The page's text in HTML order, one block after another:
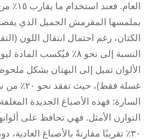
العام.
بملمسها المقرمش الجميل الذي
الكتان، رغم احتمال انتقال اللون
النسبة إلى نحو ٨٪ فيُكسب
غسلة فقط)،
السارة: فهذه الأصباغ الجديدة
التوازن الأمثل. فهي تحافظ على
٣٠٪ تقريبًا مقارنةً بالأصباغ